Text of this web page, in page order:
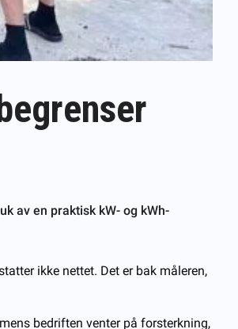
av en praktisk kW- og kWh-
ikke nettet. Det er bak måleren,
bedriften venter på forsterkning,